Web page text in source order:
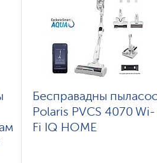
Бесправадны
Polaris PVCS 4070 Wi-
Fi IQ HOME